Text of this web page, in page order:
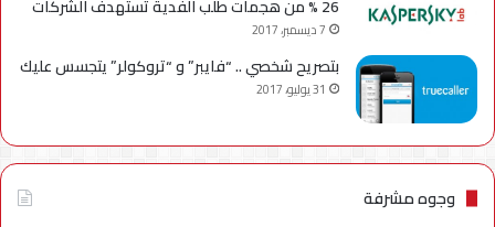
26 % من هجمات طلب الفدية تستهدف الشركات
7 ديسمبر، 2017
بتصريح شخصي .. “فايبر” و “تروكولر” يتجسس عليك
31 يوليو، 2017
وجوه مشرفة